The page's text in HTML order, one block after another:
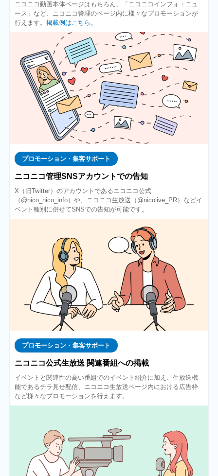
ニコニコ動画本体ページはもちろん、「ニコニコインフォ・ニュ
ース」など、ニコニコ管理のページ内に様々なプロモーションが
行えます。 掲載例はこちら 。
プロモーション・集客サポート
ニコニコ管理SNSアカウントでの告知
X（旧Twitter）のアカウントであるニコニコ公式
（@nico_nico_info）や、ニコニコ生放送（@nicolive_PR）などイ
ベント種別に併せてSNSでの告知が可能です。
プロモーション・集客サポート
ニコニコ公式生放送 関連番組への掲載
イベントと関連性の高い番組でのイベント紹介に加え、生放送機
能であるチラ見せ配信、ニコニコ生放送ページ内における広告枠
など様々なプロモーションを行えます。